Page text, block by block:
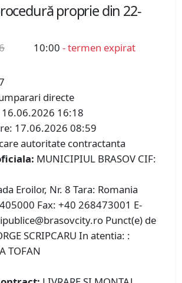
proprie din 22-
10:00 - termen expirat
directe
16.06.2026 16:18
17.06.2026 08:59
autoritate contractanta
MUNICIPIUL BRASOV CIF:
Eroilor, Nr. 8 Tara: Romania
Fax: +40 268473001 E-
Punct(e) de
SCRIPCARU In atentia: :
TOFAN